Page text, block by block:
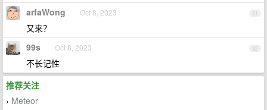
31
arfaWong Oct 8, 2023
又来？
32
99s Oct 8, 2023
不长记性
推荐关注
› Meteor